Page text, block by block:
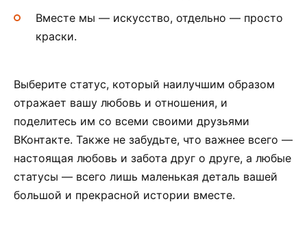
Вместе мы — искусство, отдельно — просто
краски.
Выберите статус, который наилучшим образом
отражает вашу любовь и отношения, и
поделитесь им со всеми своими друзьями
ВКонтакте. Также не забудьте, что важнее всего —
настоящая любовь и забота друг о друге, а любые
статусы — всего лишь маленькая деталь вашей
большой и прекрасной истории вместе.